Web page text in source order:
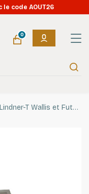
le code AOUT26
0
Lindner-T Wallis et Futuna